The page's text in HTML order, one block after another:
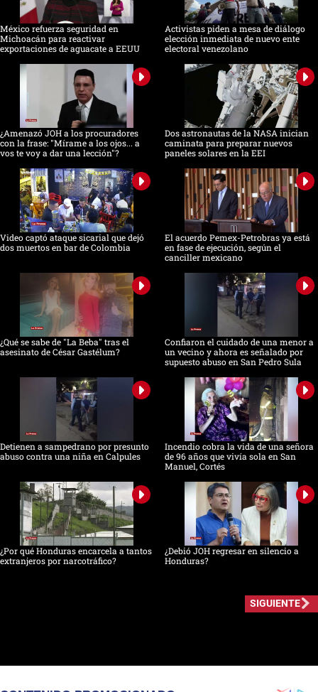
México refuerza seguridad en
Michoacán para reactivar
exportaciones de aguacate a EEUU
Activistas piden a mesa de diálogo
elección inmediata de nuevo ente
electoral venezolano
¿Amenazó JOH a los procuradores
con la frase: "Mírame a los ojos... a
vos te voy a dar una lección"?
Dos astronautas de la NASA inician
caminata para preparar nuevos
paneles solares en la EEI
Video captó ataque sicarial que dejó
dos muertos en bar de Colombia
El acuerdo Pemex-Petrobras ya está
en fase de ejecución, según el
canciller mexicano
¿Qué se sabe de "La Beba" tras el
asesinato de César Gastélum?
Confiaron el cuidado de una menor a
un vecino y ahora es señalado por
supuesto abuso en San Pedro Sula
Detienen a sampedrano por presunto
abuso contra una niña en Calpules
Incendio cobra la vida de una señora
de 96 años que vivía sola en San
Manuel, Cortés
¿Por qué Honduras encarcela a tantos
extranjeros por narcotráfico?
¿Debió JOH regresar en silencio a
Honduras?
SIGUIENTE